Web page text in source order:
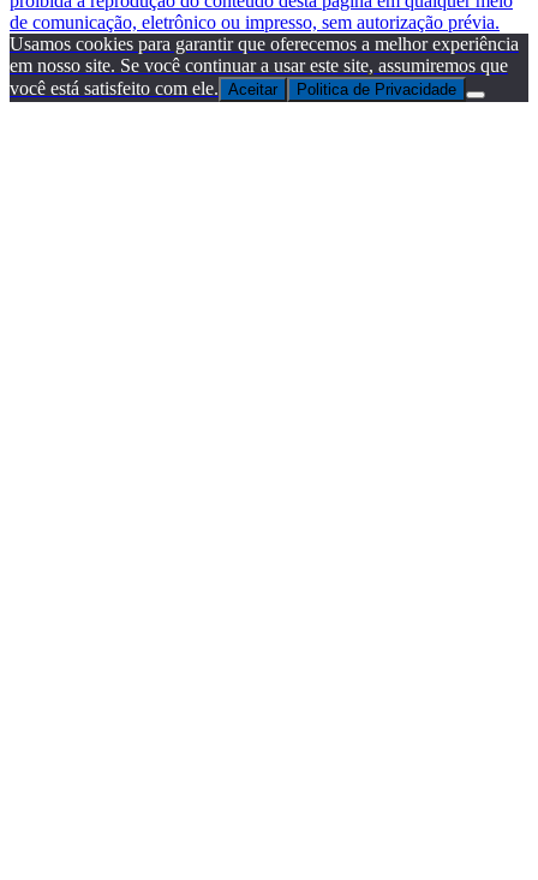
de comunicação, eletrônico ou impresso, sem autorização prévia.
Usamos cookies para garantir que oferecemos a melhor experiência
em nosso site. Se você continuar a usar este site, assumiremos que
você está satisfeito com ele. Aceitar Politica de Privacidade